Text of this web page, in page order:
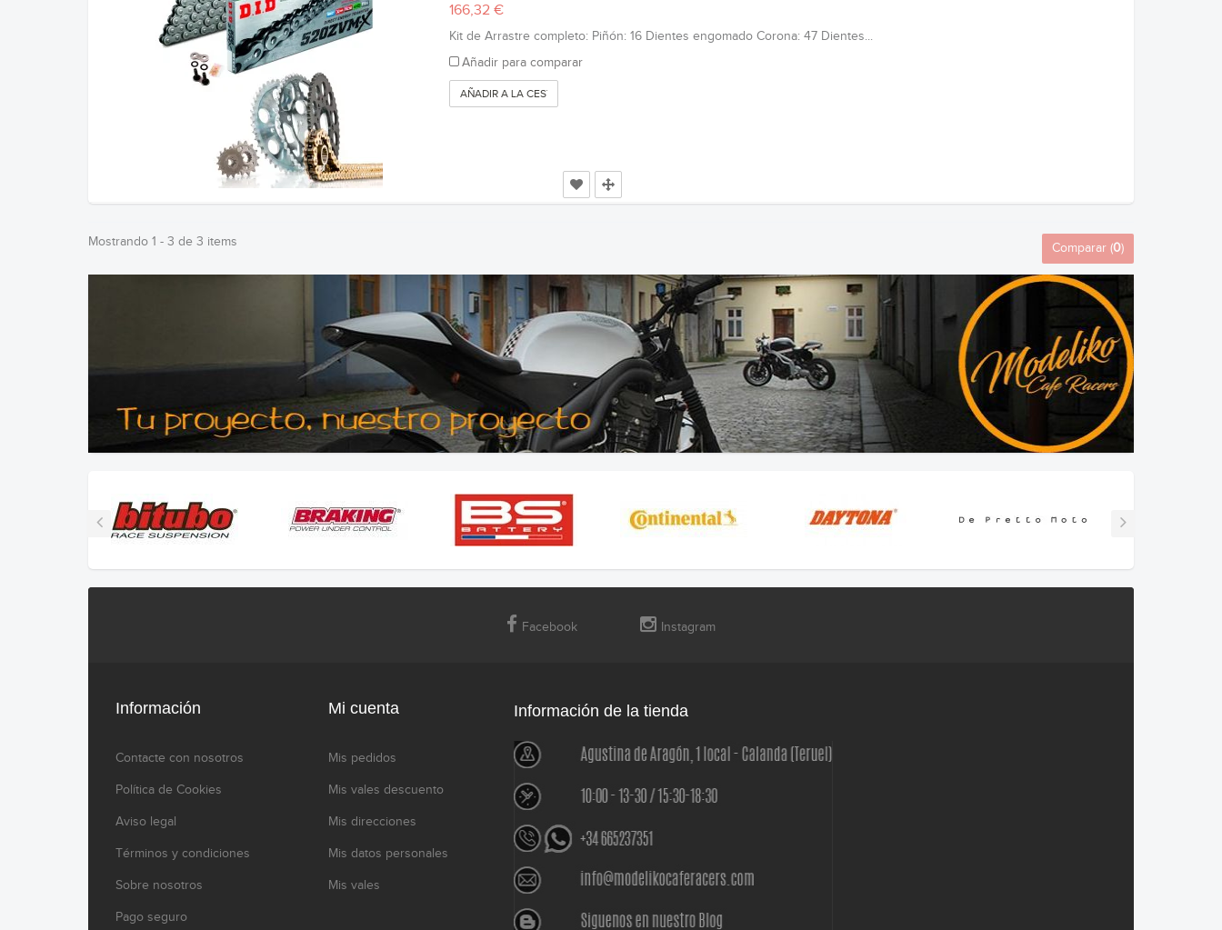
166,32 €
Kit de Arrastre completo: Piñón: 16 Dientes engomado Corona: 47 Dientes...
Añadir para comparar
AÑADIR A LA CESTA
Comparar (0)
Mostrando 1 - 3 de 3 items
Facebook Instagram
Información
Contacte con nosotros
Política de Cookies
Aviso legal
Términos y condiciones
Sobre nosotros
Pago seguro
Mi cuenta
Mis pedidos
Mis vales descuento
Mis direcciones
Mis datos personales
Mis vales
Información de la tienda